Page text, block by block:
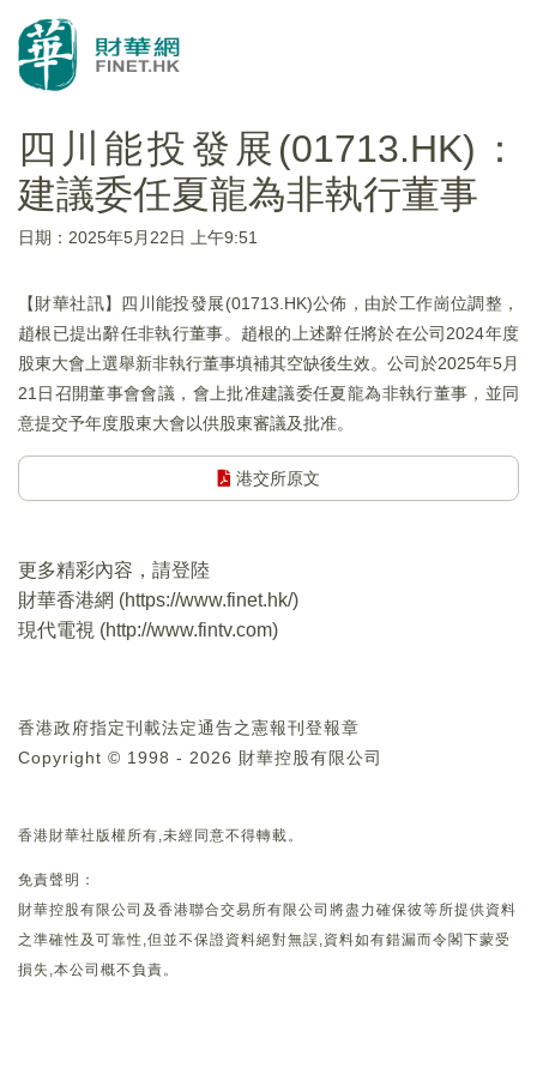
四川能投發展(01713.HK)：
建議委任夏龍為非執行董事
日期：2025年5月22日 上午9:51
【財華社訊】四川能投發展(01713.HK)公佈，由於工作崗位調整，
趙根已提出辭任非執行董事。趙根的上述辭任將於在公司2024年度
股東大會上選舉新非執行董事填補其空缺後生效。公司於2025年5月
21日召開董事會會議，會上批准建議委任夏龍為非執行董事，並同
意提交予年度股東大會以供股東審議及批准。
港交所原文
更多精彩內容，請登陸
財華香港網 (https://www.finet.hk/)
現代電視 (http://www.fintv.com)
香港政府指定刊載法定通告之憲報刊登報章
Copyright © 1998 - 2026 財華控股有限公司
香港財華社版權所有,未經同意不得轉載。
免責聲明：
財華控股有限公司及香港聯合交易所有限公司將盡力確保彼等所提供資料
之準確性及可靠性,但並不保證資料絕對無誤,資料如有錯漏而令閣下蒙受
損失,本公司概不負責。